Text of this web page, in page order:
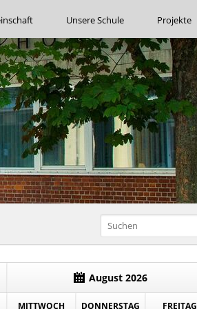
Unsere Schule Projekte
August 2026
MITTWOCH DONNERSTAG FREITAG